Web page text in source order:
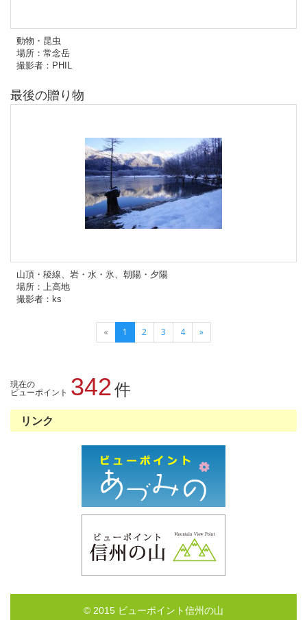
動物・昆虫
場所：常念岳
撮影者：PHIL
最後の贈り物
山頂・稜線、岩・水・氷、朝陽・夕陽
場所：上高地
撮影者：ks
« 1 2 3 4 »
現在の
ビューポイント 342件
リンク
© 2015 ビューポイント信州の山